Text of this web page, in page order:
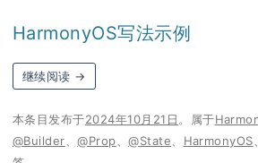
HarmonyOS写法示例
继续阅读 →
本条目发布于2024年10月21日 。属于
@Builder 、@Prop 、@State HarmonyOS